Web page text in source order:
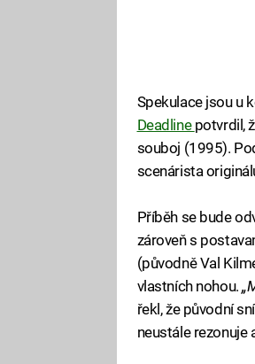
Spekulace jsou u
Deadline potvrdil,
souboj (1995).
scenárista
Příběh se bude
zároveň s
(původně Val
vlastních nohou.
řekl, že původní
neustále rezonuje